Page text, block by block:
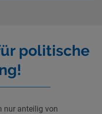
politische
nur anteilig von